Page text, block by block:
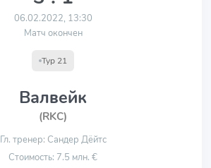
06.02.2022, 13:30
Матч окончен
Тур 21
Валвейк
(RKC)
Гл. тренер: Сандер Дёйтс
Стоимость: 7.5 млн. €